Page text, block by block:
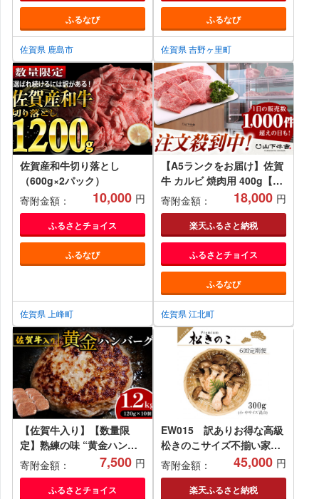
ふるなび
佐賀県 鹿島市
ふるなび
佐賀県 吉野ヶ里町
佐賀産和牛切り落とし
（600g×2パック）
寄附金額：
10,000 円
ふるさとチョイス
ふるなび
佐賀県 上峰町
【A5ランクをお届け】佐賀
牛 カルビ 焼肉用 400g【山
下牛舎】 [HAD053] 冷凍 牛
肉 ブランド牛 焼き肉 佐賀
牛 お取り寄せ 取り寄せ 焼
肉 焼き肉 BBQ バーベキュ
寄附金額： 18,000 円
楽天ふるさと納税
ふるさとチョイス
ふるなび
佐賀県 江北町
【佐賀牛入り】【数量限
定】熟練の味 “黄金ハンバ
ーグ” 120g×10個 1200g
A-76
寄附金額： 7,500 円
ふるさとチョイス
EW015 訳ありお得な高級
松きのこサイズ不揃い家庭
用300ｇ年6回コース
寄附金額： 45,000 円
楽天ふるさと納税